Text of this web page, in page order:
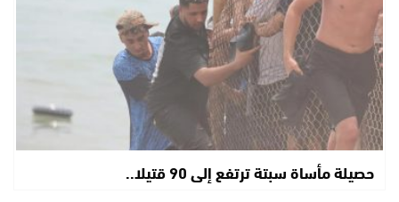
حصيلة مأساة سبتة ترتفع إلى 90 قتيلا..